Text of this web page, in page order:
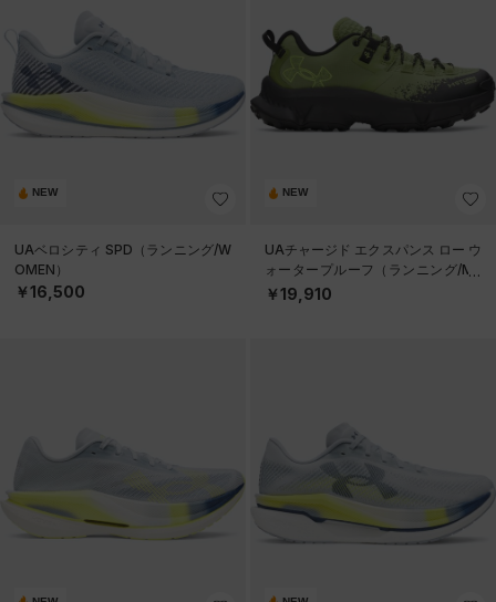
NEW
UAベロシティ SPD（ランニング/W
OMEN）
￥16,500
NEW
UAチャージド エクスパンス ロー ウ
ォータープルーフ（ランニング/ME
N）
￥19,910